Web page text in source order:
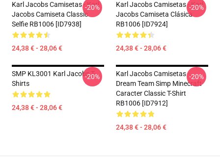
Karl Jacobs Camisetas - Karl
Jacobs Camiseta Classic
Selfie RB1006 [ID7938]
24,38 € - 28,06 €
-20%
Karl Jacobs Camisetas - Karl
Jacobs Camiseta Clásica
RB1006 [ID7924]
24,38 € - 28,06 €
-20%
SMP KL3001 Karl Jacobs T-
Shirts
24,38 € - 28,06 €
-20%
Karl Jacobs Camisetas -
Dream Team Simp Minecraft
Caracter Classic T-Shirt
RB1006 [ID7912]
24,38 € - 28,06 €
-20%